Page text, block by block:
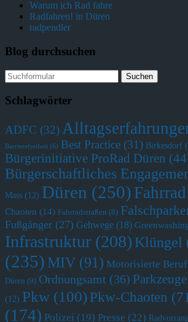
Warum ich Rad fahre
Radfahren! in Düren
radpendler
Blog durchsuchen
Schlagwörter
ADFC (32)
Barrierefreiheit (6) Best Practice (31) Birkesdorf
Bürgerinitiative ProRad Düren
Bürgerschaftliches
Mass (12) Düren (250) Fahrrad
Chaoten (14) Fahrradstraßen (8)
Fußgänger (27) Gehwege (18)
Infrastruktur (208) Klüngel
(235) MIV (91) Motorisierte
Düren (9) Ordnungsamt (36) Parkzeuge
(12) Pkw (100) Pkw-Chaoten
(174) Polizei (19) Presse (22)